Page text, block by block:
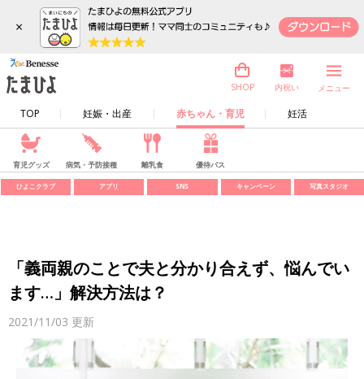
×
TOP 妊娠・出産 赤ちゃん・育児 妊活
SHOP 内祝い メニュー
育児グッズ 病気・予防接種 離乳食 優待パス
ひよこクラブ アプリ SNS キャンペーン 写真スタジオ
「義両親のことで夫と分かり合えず、悩んでい
ます…」解決方法は？
2021/11/03 更新